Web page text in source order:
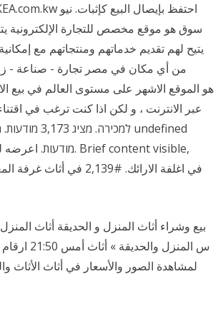
سوق هو موقع مخصص للتجارة الإلكترونية
يتيح لهم تقديم خدماتهم ومنتجاتهم مع
من أي مكان في مصر تجارة - صناعة -
عبر الانترنت ، و لكن اذا كنت ترغب في
لمشاهدة الصور والأسعار في أثاث الأثاث